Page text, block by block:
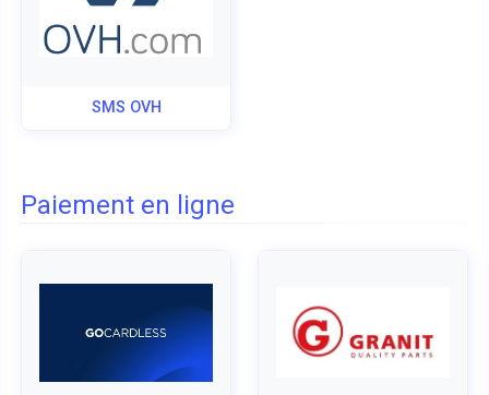
SMS OVH
Paiement en ligne